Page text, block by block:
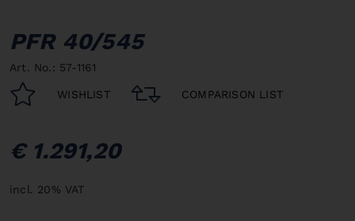
PFR 40/545
Art. No.: 57-1161
WISHLIST COMPARISON LIST
€ 1.291,20
incl. 20% VAT